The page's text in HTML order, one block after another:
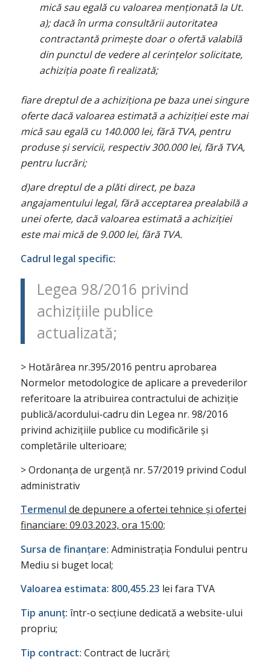
mică sau egală cu valoarea menționată la Ut.
a); dacă în urma consultării autoritatea
contractantă primește doar o ofertă valabilă
din punctul de vedere al cerințelor solicitate,
achiziția poate fi realizată;
fiare dreptul de a achiziționa pe baza unei singure
oferte dacă valoarea estimată a achiziției este mai
mică sau egală cu 140.000 lei, fără TVA, pentru
produse și servicii, respectiv 300.000 lei, fără TVA,
pentru lucrări;
d)are dreptul de a plăti direct, pe baza
angajamentului legal, fără acceptarea prealabilă a
unei oferte, dacă valoarea estimată a achiziției
este mai mică de 9.000 lei, fără TVA.
Cadrul legal specific:
Legea 98/2016 privind
achizițiile publice
actualizată;
> Hotărârea nr.395/2016 pentru aprobarea
Normelor metodologice de aplicare a prevederilor
referitoare la atribuirea contractului de achiziție
publică/acordului-cadru din Legea nr. 98/2016
privind achizițiile publice cu modificările și
completările ulterioare;
> Ordonanța de urgență nr. 57/2019 privind Codul
administrativ
Termenul de depunere a ofertei tehnice și ofertei
financiare: 09.03.2023, ora 15:00;
Sursa de finanțare: Administrația Fondului pentru
Mediu si buget local;
Valoarea estimata: 800,455.23 lei fara TVA
Tip anunț: într-o secțiune dedicată a website-ului
propriu;
Tip contract: Contract de lucrări;